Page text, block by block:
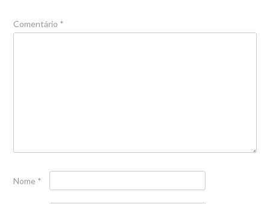
Comentário *
Nome *